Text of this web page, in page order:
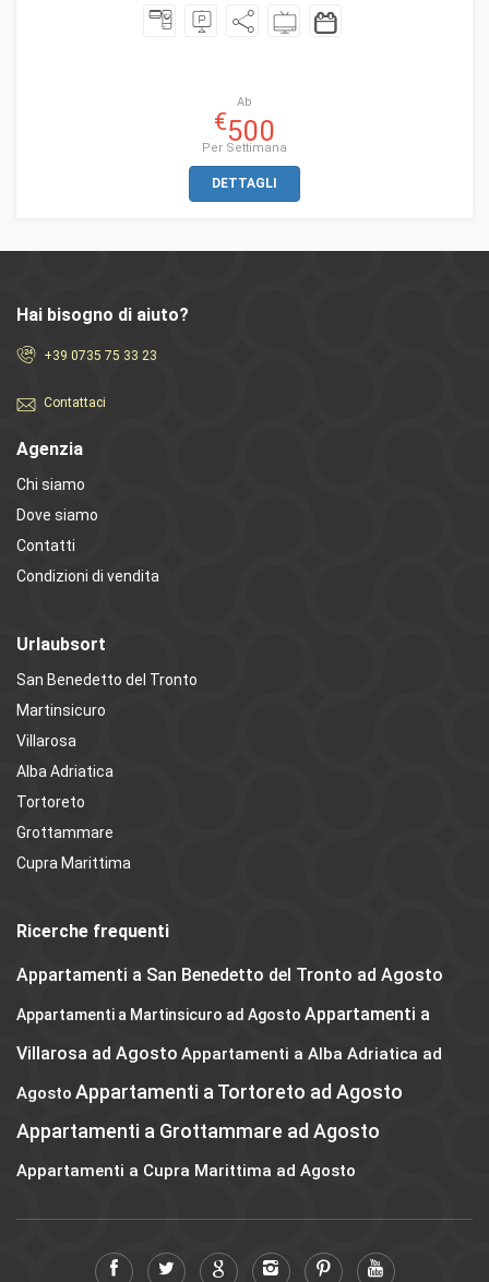
Ab
€500
Per Settimana
DETTAGLI
Hai bisogno di aiuto?
+39 0735 75 33 23
Contattaci
Agenzia
Chi siamo
Dove siamo
Contatti
Condizioni di vendita
Urlaubsort
San Benedetto del Tronto
Martinsicuro
Villarosa
Alba Adriatica
Tortoreto
Grottammare
Cupra Marittima
Ricerche frequenti
Appartamenti a San Benedetto del Tronto ad Agosto
Appartamenti a Martinsicuro ad Agosto Appartamenti a
Villarosa ad Agosto Appartamenti a Alba Adriatica ad
Agosto Appartamenti a Tortoreto ad Agosto
Appartamenti a Grottammare ad Agosto
Appartamenti a Cupra Marittima ad Agosto